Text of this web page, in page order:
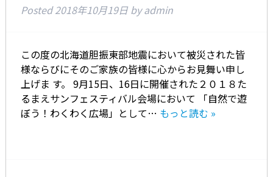
Posted2018年10月19日 by admin
この度の北海道胆振東部地震において被災された皆
様ならびにそのご家族の皆様に心からお見舞い申し
上げま す。 9月15日、16日に開催された２０１８た
るまえサンフェスティバル会場において 「自然で遊
ぼう！わくわく広場」として… もっと読む »